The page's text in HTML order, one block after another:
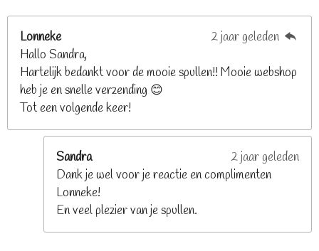
Lonneke
2 jaar geleden
Hallo Sandra,
Hartelijk bedankt voor de mooie spullen!! Mooie webshop
heb je en snelle verzending 😊
Tot een volgende keer!
Sandra
2 jaar geleden
Dank je wel voor je reactie en complimenten
Lonneke!
En veel plezier van je spullen.